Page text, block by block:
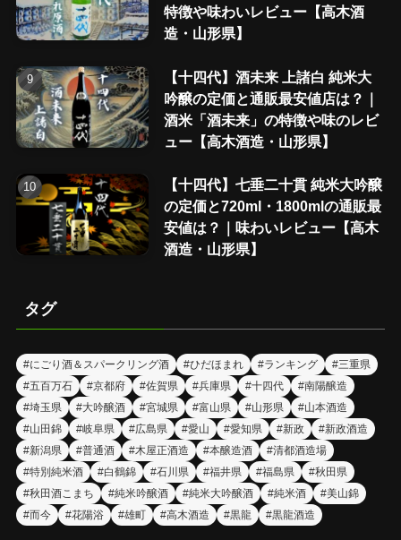
特徴や味わいレビュー【高木酒
造・山形県】
【十四代】酒未来 上諸白 純米大
吟醸の定価と通販最安値店は？｜
酒米「酒未来」の特徴や味のレビ
ュー【高木酒造・山形県】
【十四代】七垂二十貫 純米大吟醸
の定価と720ml・1800mlの通販最
安値は？｜味わいレビュー【高木
酒造・山形県】
タグ
#にごり酒＆スパークリング酒 #ひだほまれ #ランキング
#三重県
#五百万石
#京都府 #佐賀県 #兵庫県 #十四代
#南陽醸造
#埼玉県
#大吟醸酒 #宮城県 #富山県 #山形県
#山本酒造
#山田錦
#岐阜県 #広島県 #愛山 #愛知県 #新政
#新政酒造
#新潟県
#普通酒 #木屋正酒造 #本醸造酒
#清都酒造場
#特別純米酒
#白鶴錦 #石川県 #福井県 #福島県
#秋田県
#秋田酒こまち
#純米吟醸酒 #純米大吟醸酒 #純米酒
#美山錦
#而今
#花陽浴 #雄町 #高木酒造 #黒龍 #黒龍酒造